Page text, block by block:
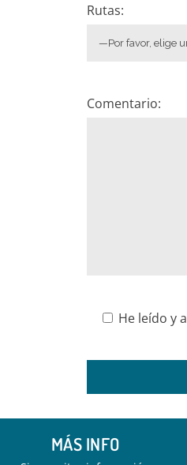
Rutas:
Comentario:
He leído y
MÁS INFO